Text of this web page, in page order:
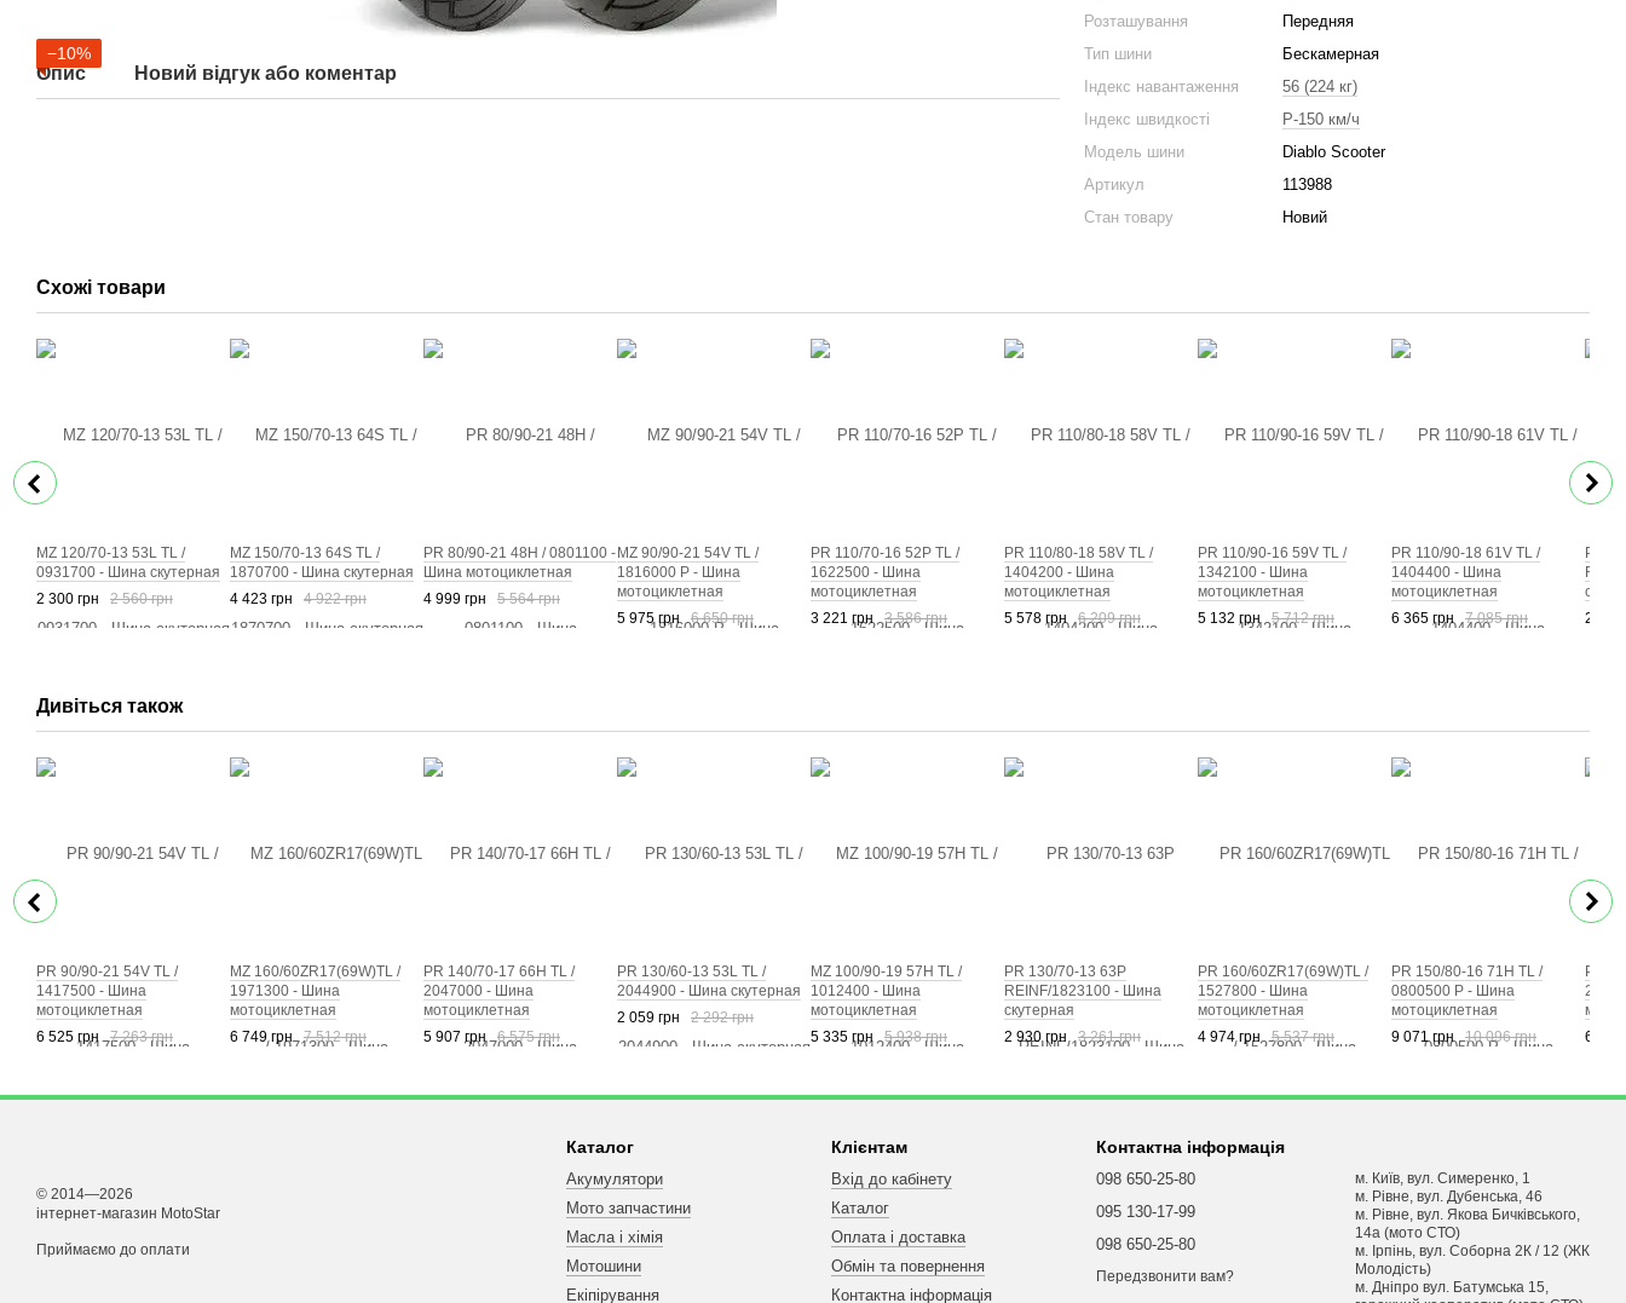
−10%
Опис Новий відгук або коментар
Розташування
Передняя
Тип шини
Бескамерная
Індекс навантаження
56 (224 кг)
Індекс швидкості
P-150 км/ч
Модель шини
Diablo Scooter
Артикул
113988
Стан товару
Новий
Схожі товари
MZ 120/70-13 53L TL /
0931700 - Шина скутерная
2 300 грн
2 560 грн
MZ 150/70-13 64S TL /
1870700 - Шина скутерная
4 423 грн
4 922 грн
PR 80/90-21 48H / 0801100 -
Шина мотоциклетная
4 999 грн
5 564 грн
MZ 90/90-21 54V TL /
1816000 P - Шина
мотоциклетная
5 975 грн
6 650 грн
PR 110/70-16 52P TL /
1622500 - Шина
мотоциклетная
3 221 грн
3 586 грн
PR 110/80-18 58V TL /
1404200 - Шина
мотоциклетная
5 578 грн
6 209 грн
PR 110/90-16 59V TL /
1342100 - Шина
мотоциклетная
5 132 грн
5 712 грн
PR 110/90-18 61V TL /
1404400 - Шина
мотоциклетная
6 365 грн
7 085 грн
PR
2 930
Дивіться також
PR 90/90-21 54V TL /
1417500 - Шина
мотоциклетная
6 525 грн
7 263 грн
MZ 160/60ZR17(69W)TL /
1971300 - Шина
мотоциклетная
6 749 грн
7 512 грн
PR 140/70-17 66H TL /
2047000 - Шина
мотоциклетная
5 907 грн
6 575 грн
PR 130/60-13 53L TL /
2044900 - Шина скутерная
2 059 грн
2 292 грн
MZ 100/90-19 57H TL /
1012400 - Шина
мотоциклетная
5 335 грн
5 938 грн
PR 130/70-13 63P
REINF/1823100 - Шина
скутерная
2 930 грн
3 261 грн
PR 160/60ZR17(69W)TL /
1527800 - Шина
мотоциклетная
4 974 грн
5 537 грн
PR 150/80-16 71H TL /
0800500 Р - Шина
мотоциклетная
9 071 грн
10 096 грн
PR
6 453
© 2014—2026
інтернет-магазин MotoStar
Приймаємо до оплати
Каталог
Акумулятори
Мото запчастини
Масла і хімія
Мотошини
Екіпірування
Клієнтам
Вхід до кабінету
Каталог
Оплата і доставка
Обмін та повернення
Контактна інформація
Контактна інформація
098 650-25-80
095 130-17-99
098 650-25-80
Передзвонити вам?
м. Київ, вул. Симеренко, 1
м. Рівне, вул. Дубенська, 46
м. Рівне, вул. Якова Бичківського,
14а (мото СТО)
м. Ірпінь, вул. Соборна 2К / 12 (ЖК
Молодість)
м. Днiпро вул. Батумська 15,